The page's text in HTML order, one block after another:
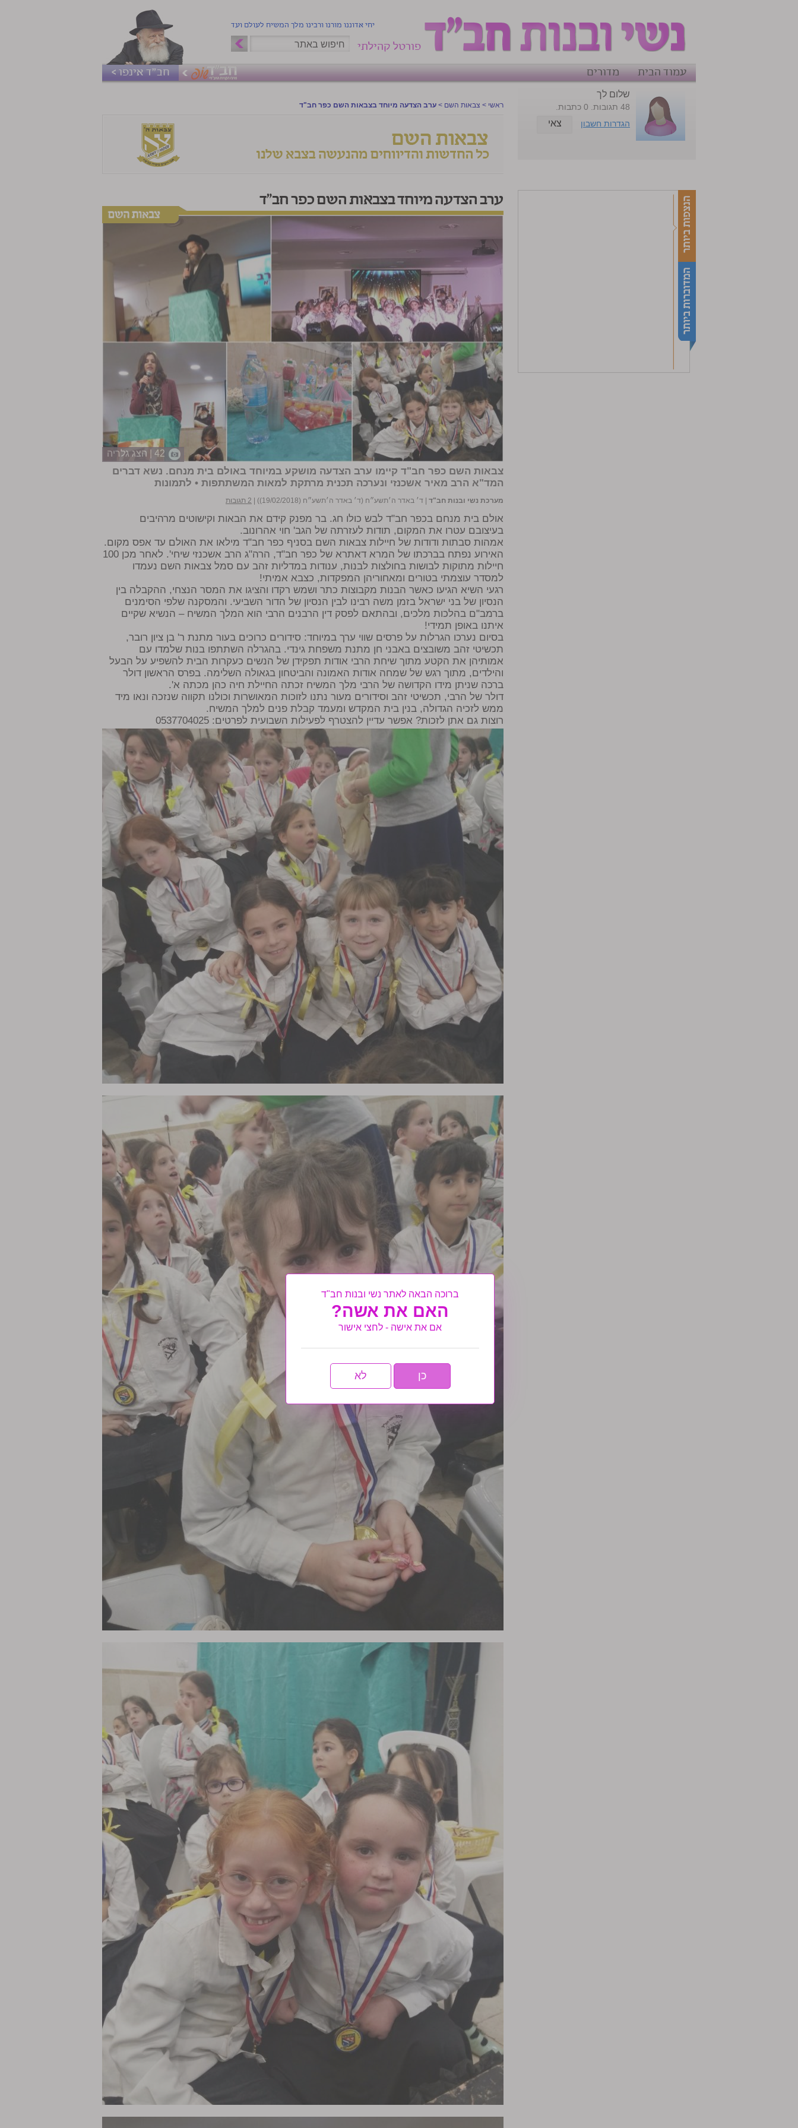
יחי אדוננו מורנו ורבינו מלך המשיח לעולם ועד
פורטל קהילתי
עמוד הבית
מדורים חב"ד אינפו >
ראשי > צבאות השם > ערב הצדעה מיוחד בצבאות השם כפר חב"ד
ערב הצדעה מיוחד בצבאות השם כפר חב"ד
42 | הצג גלריה
צבאות השם כפר חב"ד קיימו ערב הצדעה מושקע במיוחד באולם בית מנחם. נשא דברים
המד"א הרב מאיר אשכנזי ונערכה תכנית מרתקת למאות המשתתפות • לתמונות
מערכת נשי ובנות חב"ד ד׳ באדר ה׳תשע״ח (ד׳ באדר ה׳תשע״ח (19/02/2018)) 2 תגובות
אולם בית מנחם בכפר חב"ד לבש כולו חג. בר מפנק קידם את הבאות וקישוטים מרהיבים
בעיצובם עטרו את המקום, תודות לעזרתה של הגב' חוי אהרונוב.
אמהות סבתות ודודות של חיילות צבאות השם בסניף כפר חב"ד מילאו את האולם עד אפס מקום.
האירוע נפתח בברכתו של המרא דאתרא של כפר חב"ד, הרה"ג הרב אשכנזי שיחי'. לאחר מכן 100
חיילות מתוקות לבושות בחולצות לבנות, ענודות במדליות זהב עם סמל צבאות השם נעמדו
למסדר עוצמתי בטורים ומאחוריהן המפקדות, כצבא אמיתי!
רגעי השיא הגיעו כאשר הבנות מקבוצות כתר ושמש רקדו והציגו את המסר הנצחי, ההקבלה בין
הנסיון של בני ישראל בזמן משה רבינו לבין הנסיון של הדור השביעי. והמסקנה שלפי הסימנים
ברמב"ם בהלכות מלכים, ובהתאם לפסק דין הרבנים הרבי הוא המלך המשיח – הנשיא שקיים
איתנו באופן תמידי!
בסיום נערכו הגרלות על פרסים שווי ערך במיוחד: סידורים כרוכים בעור מתנת ר' בן ציון רובר,
תכשיטי זהב משובצים באבני חן מתנת משפחת גינדי. בהגרלה השתתפו בנות שלמדו עם
אמותיהן את הקטע מתוך שיחת הרבי אודות תפקידן של הנשים כעקרות הבית להשפיע על הבעל
והילדים, מתוך רגש של שמחה אודות האמונה והביטחון בגאולה השלימה. בפרס הראשון דולר
ברכה שניתן מידו הקדושה של הרבי מלך המשיח זכתה החיילת חיה כהן מכתה א'.
דולר של הרבי, תכשיטי זהב וסידורים מעור נתנו לזוכות המאושרות וכולנו תקווה שנזכה ונאו מיד
ממש לזכיה הגדולה, בנין בית המקדש ומעמד קבלת פנים למלך המשיח.
רוצות גם אתן לזכות? אפשר עדיין להצטרף לפעילות השבועית לפרטים: 0537704025
שלום לך
48 תגובות. 0 כתבות.
הגדרות חשבון
צאי
ברוכה הבאה לאתר נשי ובנות חב"ד
האם את אשה?
אם את אישה - לחצי אישור
כן לא